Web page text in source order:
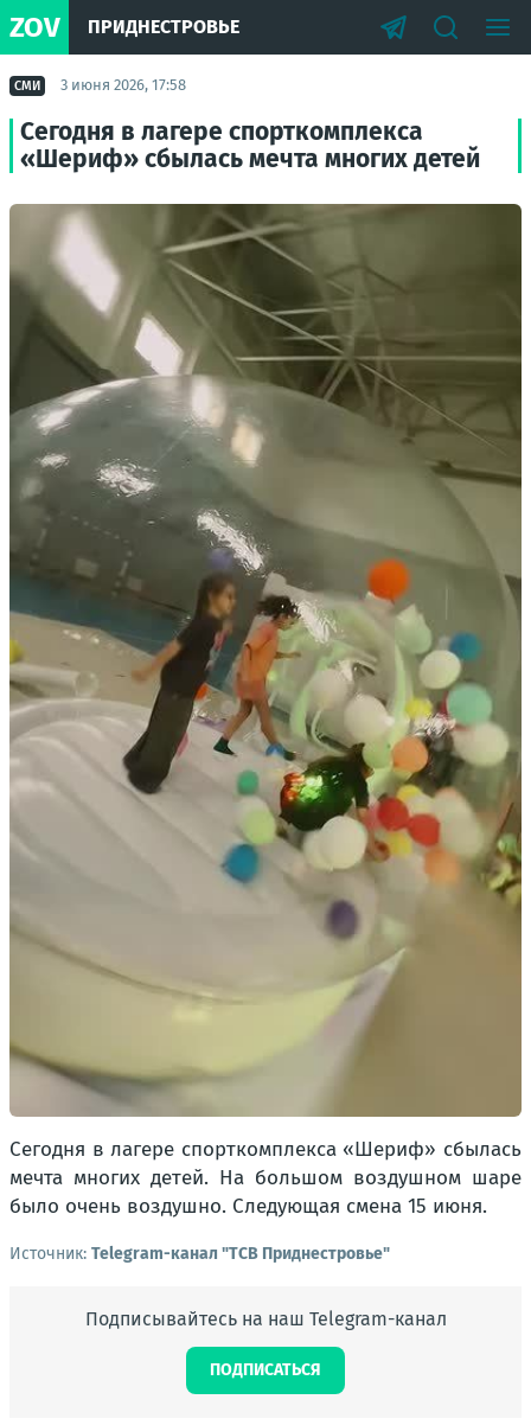
ZOV ПРИДНЕСТРОВЬЕ
СМИ 3 июня 2026, 17:58
Сегодня в лагере спорткомплекса
«Шериф» сбылась мечта многих детей
Сегодня в лагере спорткомплекса «Шериф» сбылась
мечта многих детей. На большом воздушном шаре
было очень воздушно. Следующая смена 15 июня.
Источник: Telegram-канал "ТСВ Приднестровье"
Подписывайтесь на наш Telegram-канал
ПОДПИСАТЬСЯ